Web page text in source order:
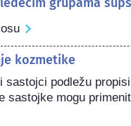
kozmetike
sastojci podležu
sastojke mogu